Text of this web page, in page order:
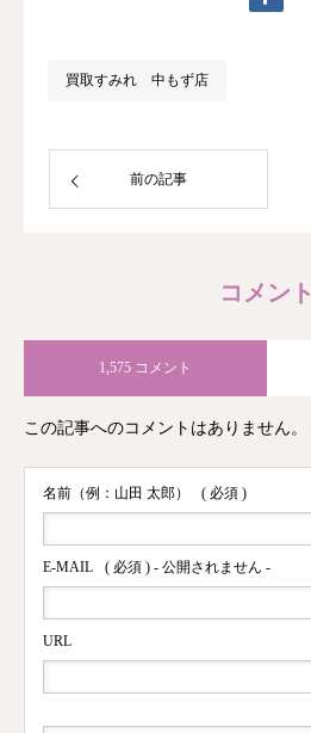
買取すみれ 中もず店
前の記事
コメント
1,575 コメント
この記事へのコメントはありません。
名前（例：山田 太郎） ( 必須 )
E-MAIL ( 必須 ) - 公開されません -
URL